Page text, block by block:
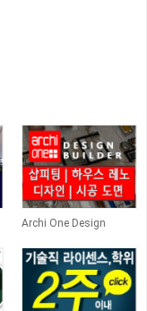
Archi One Design